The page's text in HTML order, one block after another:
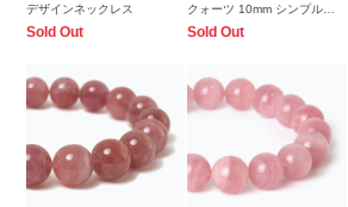
デザインネックレス
Sold Out
クォーツ 10mm シンプルブ
レスレット【鑑別書付き】
Sold Out